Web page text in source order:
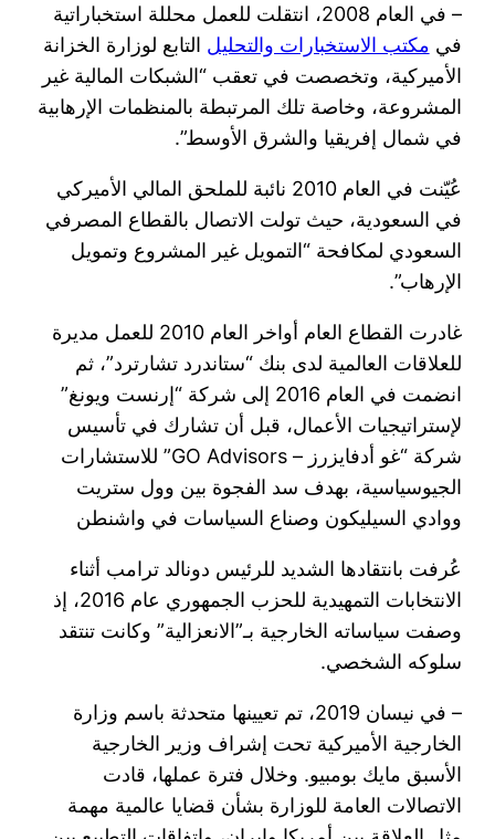
– في العام 2008، انتقلت للعمل محللة استخباراتية
في مكتب الاستخبارات والتحليل التابع لوزارة الخزانة
الأميركية، وتخصصت في تعقب “الشبكات المالية غير
المشروعة، وخاصة تلك المرتبطة بالمنظمات الإرهابية
في شمال إفريقيا والشرق الأوسط”.
عُيّنت في العام 2010 نائبة للملحق المالي الأميركي
في السعودية، حيث تولت الاتصال بالقطاع المصرفي
السعودي لمكافحة “التمويل غير المشروع وتمويل
الإرهاب”.
غادرت القطاع العام أواخر العام 2010 للعمل مديرة
للعلاقات العالمية لدى بنك “ستاندرد تشارترد”، ثم
انضمت في العام 2016 إلى شركة “إرنست ويونغ”
لإستراتيجيات الأعمال، قبل أن تشارك في تأسيس
شركة “غو أدفايزرز – GO Advisors” للاستشارات
الجيوسياسية، بهدف سد الفجوة بين وول ستريت
ووادي السيليكون وصناع السياسات في واشنطن
عُرفت بانتقادها الشديد للرئيس دونالد ترامب أثناء
الانتخابات التمهيدية للحزب الجمهوري عام 2016، إذ
وصفت سياساته الخارجية بـ”الانعزالية” وكانت تنتقد
سلوكه الشخصي.
– في نيسان 2019، تم تعيينها متحدثة باسم وزارة
الخارجية الأميركية تحت إشراف وزير الخارجية
الأسبق مايك بومبيو. وخلال فترة عملها، قادت
الاتصالات العامة للوزارة بشأن قضايا عالمية مهمة